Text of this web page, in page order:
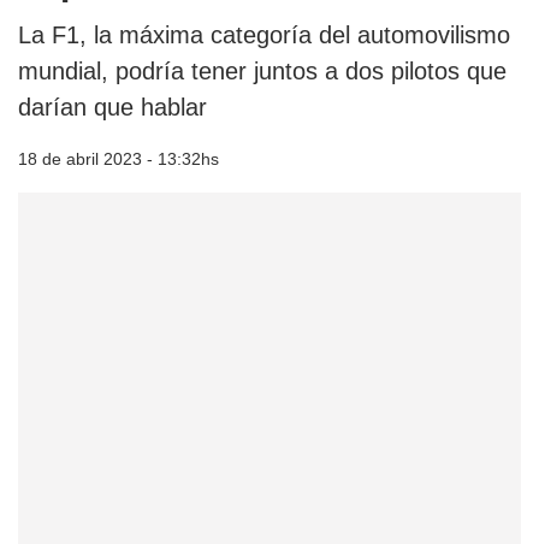
La F1, la máxima categoría del automovilismo
mundial, podría tener juntos a dos pilotos que
darían que hablar
18 de abril 2023 - 13:32hs